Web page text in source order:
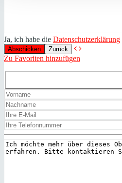
Ja, ich habe die Datenschutzerklärung
Zurück
Zu Favoriten hinzufügen